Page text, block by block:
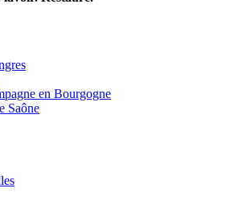
en Bourgogne
Saône